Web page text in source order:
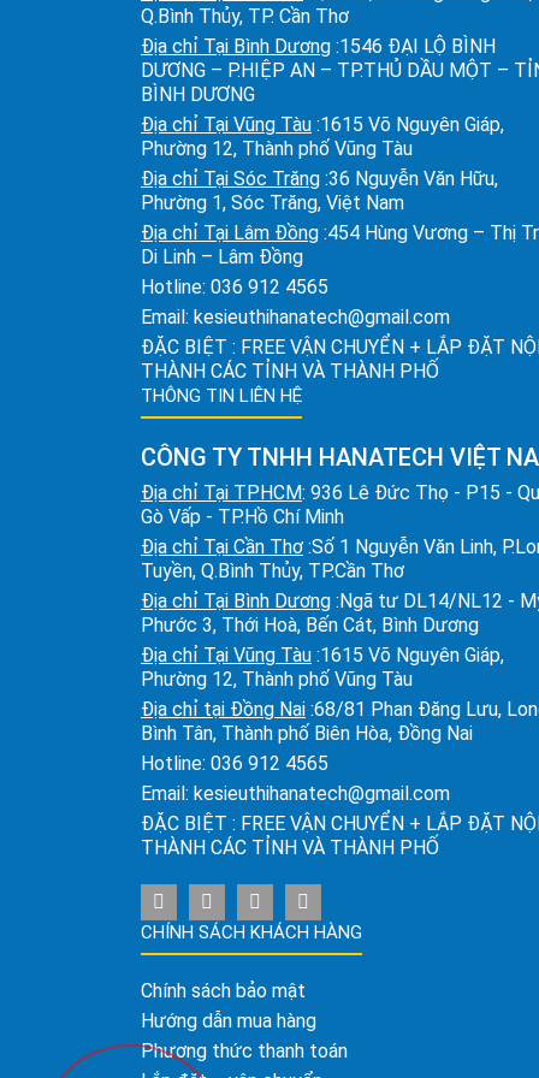
Q.Bình Thủy, TP. Cần Thơ
Địa chỉ Tại Bình Dương :1546 ĐẠI LỘ BÌNH
DƯƠNG – P.HIỆP AN – TP.THỦ DẦU MỘT –
BÌNH DƯƠNG
Địa chỉ Tại Vũng Tàu :1615 Võ Nguyên Giáp,
Phường 12, Thành phố Vũng Tàu
Địa chỉ Tại Sóc Trăng :36 Nguyễn Văn Hữu,
Phường 1, Sóc Trăng, Việt Nam
Địa chỉ Tại Lâm Đồng :454 Hùng Vương – Thị
Di Linh – Lâm Đồng
Hotline: 036 912 4565
Email: kesieuthihanatech@gmail.com
ĐẶC BIỆT : FREE VẬN CHUYỂN + LẮP ĐẶT
THÀNH CÁC TỈNH VÀ THÀNH PHỐ
THÔNG TIN LIÊN HỆ
CÔNG TY TNHH HANATECH VIỆT
Địa chỉ Tại TPHCM: 936 Lê Đức Thọ - P15 -
Gò Vấp - TP.Hồ Chí Minh
Địa chỉ Tại Cần Thơ :Số 1 Nguyễn Văn Linh,
Tuyền, Q.Bình Thủy, TP.Cần Thơ
Địa chỉ Tại Bình Dương :Ngã tư DL14/NL12 -
Phước 3, Thới Hoà, Bến Cát, Bình Dương
Địa chỉ Tại Vũng Tàu :1615 Võ Nguyên Giáp,
Phường 12, Thành phố Vũng Tàu
Địa chỉ tại Đồng Nai :68/81 Phan Đăng Lưu,
Bình Tân, Thành phố Biên Hòa, Đồng Nai
Hotline: 036 912 4565
Email: kesieuthihanatech@gmail.com
ĐẶC BIỆT : FREE VẬN CHUYỂN + LẮP ĐẶT
THÀNH CÁC TỈNH VÀ THÀNH PHỐ
CHÍNH SÁCH KHÁCH HÀNG
Chính sách bảo mật
Hướng dẫn mua hàng
Phương thức thanh toán